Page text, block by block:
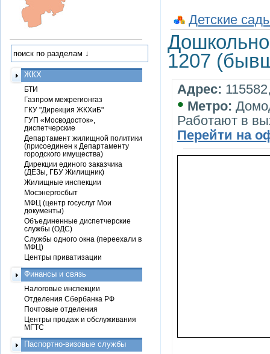
Детские
1207
Адрес:
• Метро:
Работают в
Перейти на
ЖКХ
БТИ
Газпром межрегионгаз
ГКУ "Дирекция ЖКХиБ"
ГУП «Мосводосток»,
диспетчерские
Департамент жилищной политики
(присоединен к Департаменту
городского имущества)
Дирекции единого заказчика
(ДЕЗы, ГБУ Жилищник)
Жилищные инспекции
Мосэнергосбыт
МФЦ (центр госуслуг Мои
документы)
Объединенные диспетчерские
службы (ОДС)
Службы одного окна (переехали в
МФЦ)
Центры приватизации
Финансы и связь
Налоговые инспекции
Отделения Сбербанка РФ
Почтовые отделения
Центры продаж и обслуживания
МГТС
Паспортно-визовые службы